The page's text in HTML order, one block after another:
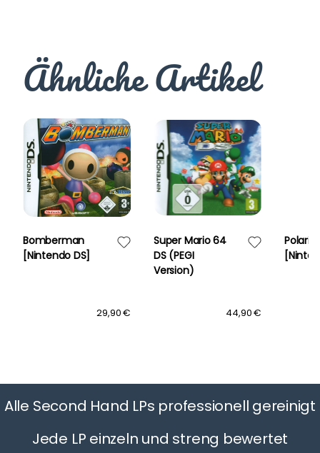
Ähnliche Artikel
Bomberman
[Nintendo DS]
29,90 €
Super Mario 64
DS (PEGI
Version)
44,90 €
Alle Second Hand LPs professionell gereinigt
Jede LP einzeln und streng bewertet